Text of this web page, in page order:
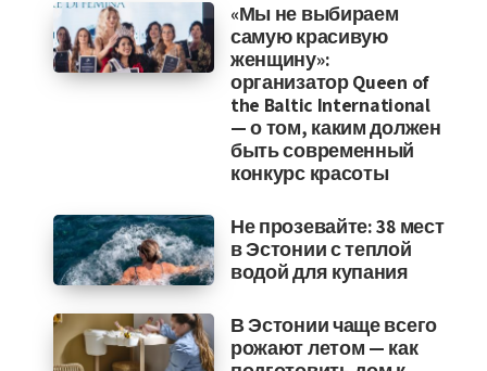
«Мы не выбираем
самую красивую
женщину»:
организатор Queen of
the Baltic International
— о том, каким должен
быть современный
конкурс красоты
Не прозевайте: 38 мест
в Эстонии с теплой
водой для купания
В Эстонии чаще всего
рожают летом — как